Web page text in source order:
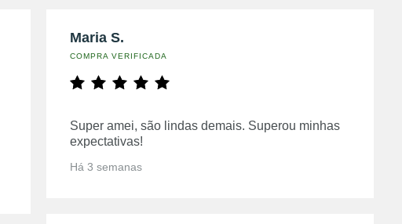
Maria S.
COMPRA VERIFICADA
Super amei, são lindas demais. Superou minhas
expectativas!
Há 3 semanas